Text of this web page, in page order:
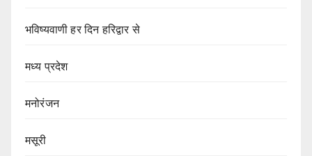
भविष्यवाणी हर दिन हरिद्वार से
मध्य प्रदेश
मनोरंजन
मसूरी